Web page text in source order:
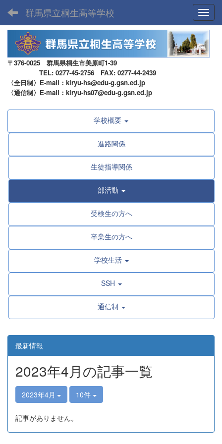
群馬県立桐生高等学校
〒376-0025 群馬県桐生市美原町1-39
TEL: 0277-45-2756 FAX: 0277-44-2439
〈全日制〉E-mail：kiryu-hs@edu-g.gsn.ed.jp
〈通信制〉E-mail：kiryu-hs07@edu-g.gsn.ed.jp
学校概要
進路関係
生徒指導関係
部活動
受検生の方へ
卒業生の方へ
学校生活
SSH
通信制
最新情報
2023年4月の記事一覧
2023年4月 10件
記事がありません。